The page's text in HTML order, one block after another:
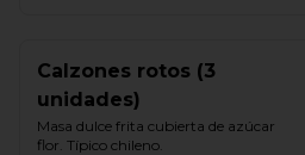
Calzones rotos (3
unidades)
Masa dulce frita cubierta de azúcar
flor. Típico chileno.